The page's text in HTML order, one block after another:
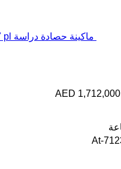
ماكينة حصادة دراسة Fendt ideal 7 pl
AED 1,712,000